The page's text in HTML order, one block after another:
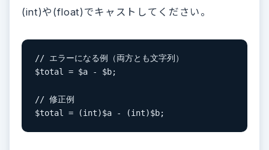
(int)や(float)でキャストしてください。
// エラーになる例（両方とも文字列）
$total = $a - $b;
// 修正例
$total = (int)$a - (int)$b;